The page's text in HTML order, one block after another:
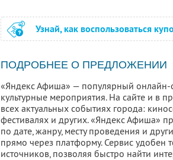
Узнай, как воспользоваться
ПОДРОБНЕЕ О ПРЕДЛОЖЕНИИ
«Яндекс Афиша» — популярный онлайн-
культурные мероприятия. На сайте и в
всех актуальных событиях города:
фестивалях и других. «Яндекс Афиша»
по дате, жанру, месту проведения и
прямо через платформу. Сервис
источников, позволяя быстро найти